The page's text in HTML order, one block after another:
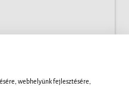
és egészséges falatok
webhelyünk fejlesztésére,